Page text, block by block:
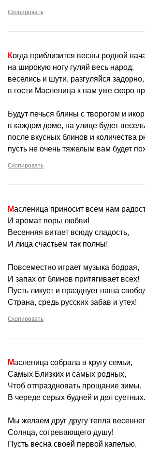
Скопировать
Когда приблизится весны родной
на широкую ногу гуляй весь народ,
веселись и шути, разгуляйся задорно,
в гости Масленица к нам уже скоро
Будут печься блины с творогом и
в каждом доме, на улице будет
после вкусных блинов и количества
пусть не очень тяжелым вам будет
Скопировать
Масленица приносит всем нам
И аромат поры любви!
Весенняя витает всюду сладость,
И лица счастьем так полны!
Повсеместно играет музыка бодрая,
И запах от блинов притягивает всех!
Пусть ликует и празднует наша
Страна, средь русских забав и утех!
Скопировать
Масленица собрала в кругу семьи,
Самых Близких и самых родных,
Чтоб отпраздновать прощание зимы,
В череде серых будней и дел суетных.
Мы желаем друг другу тепла
Солнца, согревающего душу!
Пусть весна своей первой капелью,